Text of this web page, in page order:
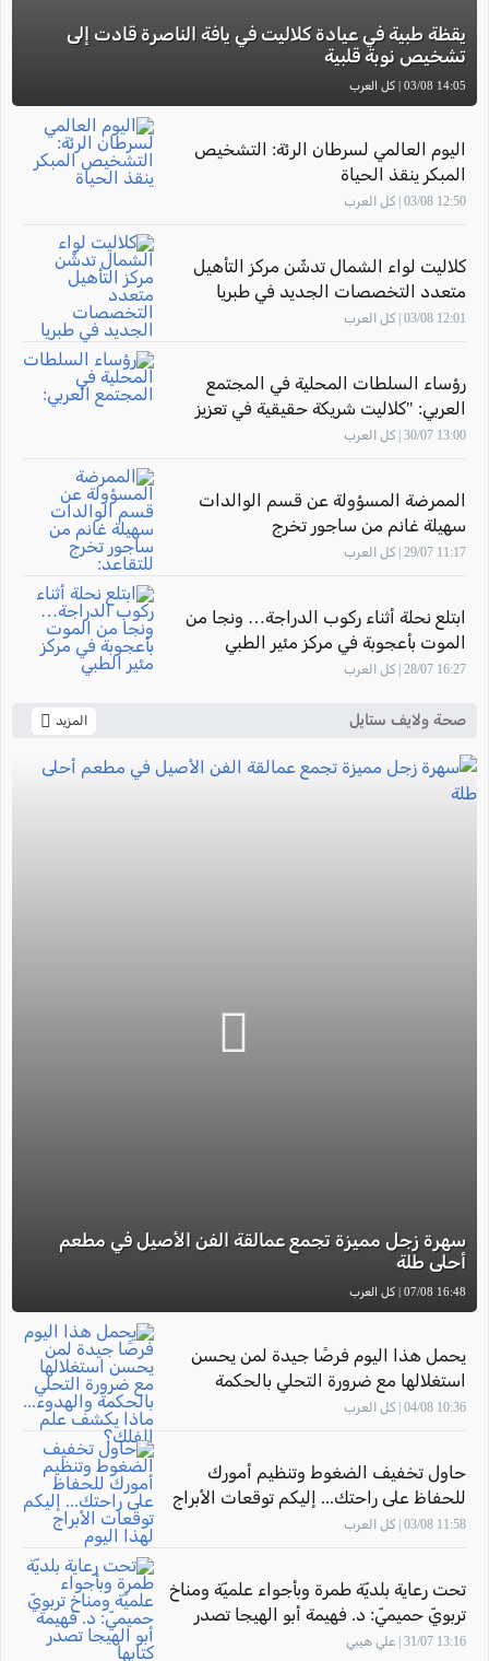
يقظة طبية في عيادة كلاليت في يافة الناصرة قادت إلى
تشخيص نوبة قلبية
14:05 03/08 | كل العرب
اليوم العالمي لسرطان الرئة: التشخيص
المبكر ينقذ الحياة
12:50 03/08 | كل العرب
كلاليت لواء الشمال تدشّن مركز التأهيل
متعدد التخصصات الجديد في طبريا
12:01 03/08 | كل العرب
رؤساء السلطات المحلية في المجتمع
العربي: "كلاليت شريكة حقيقية في تعزيز
صحة أهالينا"
13:00 30/07 | كل العرب
الممرضة المسؤولة عن قسم الوالدات
سهيلة غانم من ساجور تخرج
للتقاعد: "أشعر بالفخر لأنني ساهمت في
11:17 29/07 | كل العرب
ابتلع نحلة أثناء ركوب الدراجة… ونجا من
الموت بأعجوبة في مركز مئير الطبي
16:27 28/07 | كل العرب
صحة ولايف ستايل المزيد
سهرة زجل مميزة تجمع عمالقة الفن الأصيل في مطعم
أحلى طلة
16:48 07/08 | كل العرب
يحمل هذا اليوم فرصًا جيدة لمن يحسن
استغلالها مع ضرورة التحلي بالحكمة
والهدوء... ماذا يكشف علم الفلك؟
10:36 04/08 | كل العرب
حاول تخفيف الضغوط وتنظيم أمورك
للحفاظ على راحتك... إليكم توقعات الأبراج
لهذا اليوم
11:58 03/08 | كل العرب
تحت رعاية بلديّة طمرة وبأجواء علميّة ومناخ
تربويّ حميميّ: د. فهيمة أبو الهيجا تصدر
كتابها "أثر المهارة" بحضور الاتّحاد القطريّ
13:16 31/07 | علي هيبي